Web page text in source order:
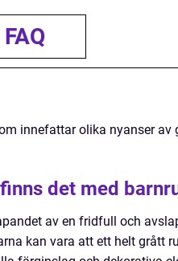
FAQ
innefattar olika nyanser av
det med
av en fridfull och
kan vara att ett helt grått